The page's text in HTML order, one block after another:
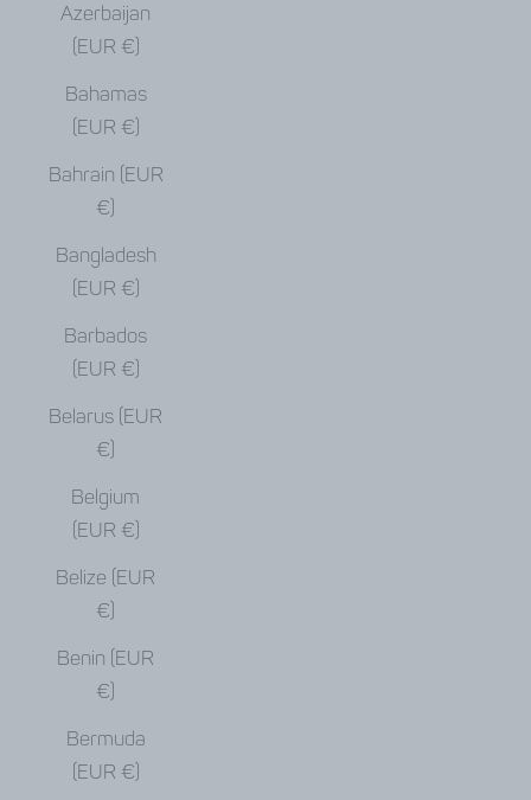
Azerbaijan
(EUR €)
Bahamas
(EUR €)
Bahrain (EUR
€)
Bangladesh
(EUR €)
Barbados
(EUR €)
Belarus (EUR
€)
Belgium
(EUR €)
Belize (EUR
€)
Benin (EUR
€)
Bermuda
(EUR €)